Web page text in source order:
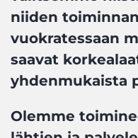
niiden
vuokratessaan
saavat
yhdenmukaista
Olemme